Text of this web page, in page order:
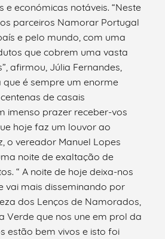
e económicas notáveis. “Neste
parceiros Namorar Portugal
e pelo mundo, com uma
que cobrem uma vasta
afirmou, Júlia Fernandes,
é sempre um enorme
de casais
imenso prazer receber-vos
hoje faz um louvor ao
o vereador Manuel Lopes
noite de exaltação de
“ A noite de hoje deixa-nos
vai mais disseminando por
dos Lenços de Namorados,
Verde que nos une em prol da
estão bem vivos e isto foi